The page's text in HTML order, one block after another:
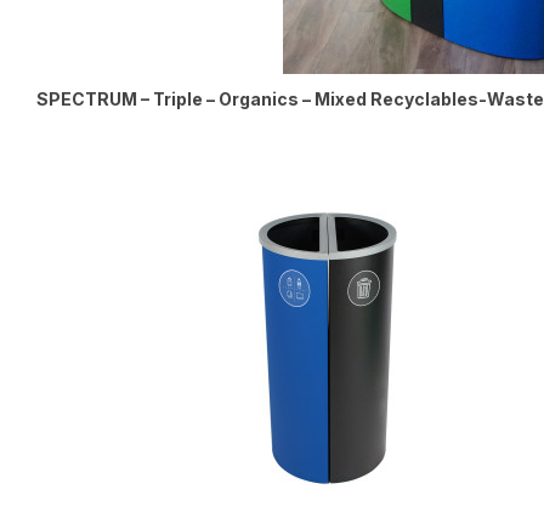
SPECTRUM – Triple – Organics – Mixed Recyclables-